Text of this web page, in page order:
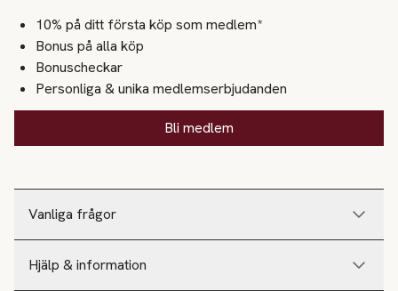
Vanliga frågor
Hjälp & information
10% på ditt första köp som medlem*
Bonus på alla köp
Bonuscheckar
Personliga & unika medlemserbjudanden
Bli medlem